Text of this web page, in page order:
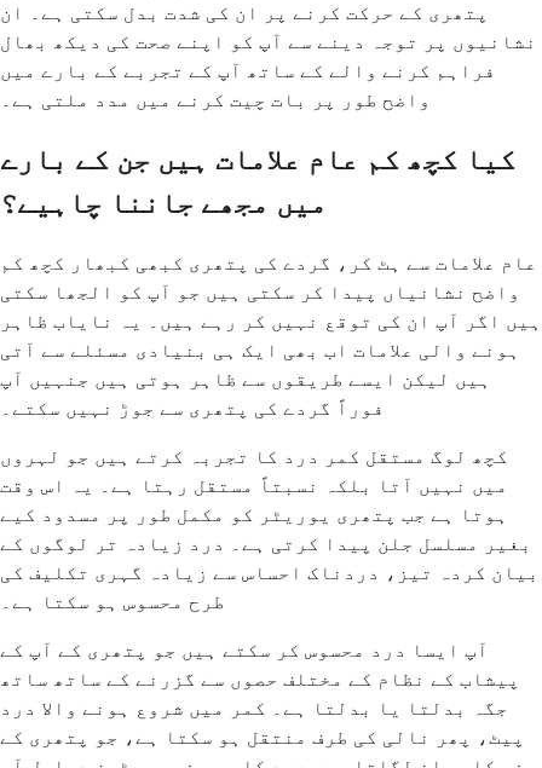
پتھری کے حرکت کرنے پر ان کی شدت بدل سکتی ہے۔ ان
نشانیوں پر توجہ دینے سے آپ کو اپنے صحت کی دیکھ بھال
فراہم کرنے والے کے ساتھ آپ کے تجربے کے بارے میں
واضح طور پر بات چیت کرنے میں مدد ملتی ہے۔
کیا کچھ کم عام علامات ہیں جن کے بارے
میں مجھے جاننا چاہیے؟
عام علامات سے ہٹ کر، گردے کی پتھری کبھی کبھار کچھ کم
واضح نشانیاں پیدا کر سکتی ہیں جو آپ کو الجھا سکتی
ہیں اگر آپ ان کی توقع نہیں کر رہے ہیں۔ یہ نایاب ظاہر
ہونے والی علامات اب بھی ایک ہی بنیادی مسئلے سے آتی
ہیں لیکن ایسے طریقوں سے ظاہر ہوتی ہیں جنہیں آپ
فوراً گردے کی پتھری سے جوڑ نہیں سکتے۔
کچھ لوگ مستقل کمر درد کا تجربہ کرتے ہیں جو لہروں
میں نہیں آتا بلکہ نسبتاً مستقل رہتا ہے۔ یہ اس وقت
ہوتا ہے جب پتھری یوریٹر کو مکمل طور پر مسدود کیے
بغیر مسلسل جلن پیدا کرتی ہے۔ درد زیادہ تر لوگوں کے
بیان کردہ تیز، دردناک احساس سے زیادہ گہری تکلیف کی
طرح محسوس ہو سکتا ہے۔
آپ ایسا درد محسوس کر سکتے ہیں جو پتھری کے آپ کے
پیشاب کے نظام کے مختلف حصوں سے گزرنے کے ساتھ ساتھ
جگہ بدلتا یا بدلتا ہے۔ کمر میں شروع ہونے والا درد
پیٹ، پھر نالی کی طرف منتقل ہو سکتا ہے، جو پتھری کے